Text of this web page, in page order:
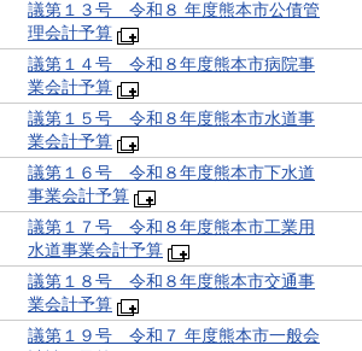
議第１３号 令和８ 年度熊本市公債管
理会計予算
議第１４号 令和８年度熊本市病院事
業会計予算
議第１５号 令和８年度熊本市水道事
業会計予算
議第１６号 令和８年度熊本市下水道
事業会計予算
議第１７号 令和８年度熊本市工業用
水道事業会計予算
議第１８号 令和８年度熊本市交通事
業会計予算
議第１９号 令和７ 年度熊本市一般会